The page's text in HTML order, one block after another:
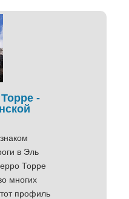
-
в Эль
Торре
многих
профиль